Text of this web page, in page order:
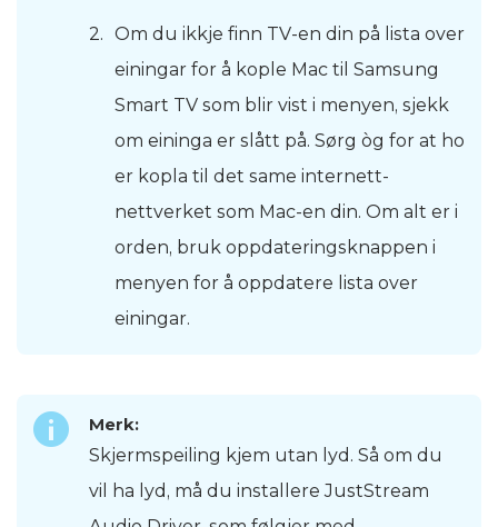
Om du ikkje finn TV-en din på lista over
einingar for å kople Mac til Samsung
Smart TV som blir vist i menyen, sjekk
om eininga er slått på. Sørg òg for at ho
er kopla til det same internett-
nettverket som Mac-en din. Om alt er i
orden, bruk oppdateringsknappen i
menyen for å oppdatere lista over
einingar.
Merk:
Skjermspeiling kjem utan lyd. Så om du
vil ha lyd, må du installere JustStream